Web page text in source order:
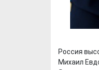
Россия
Михаил